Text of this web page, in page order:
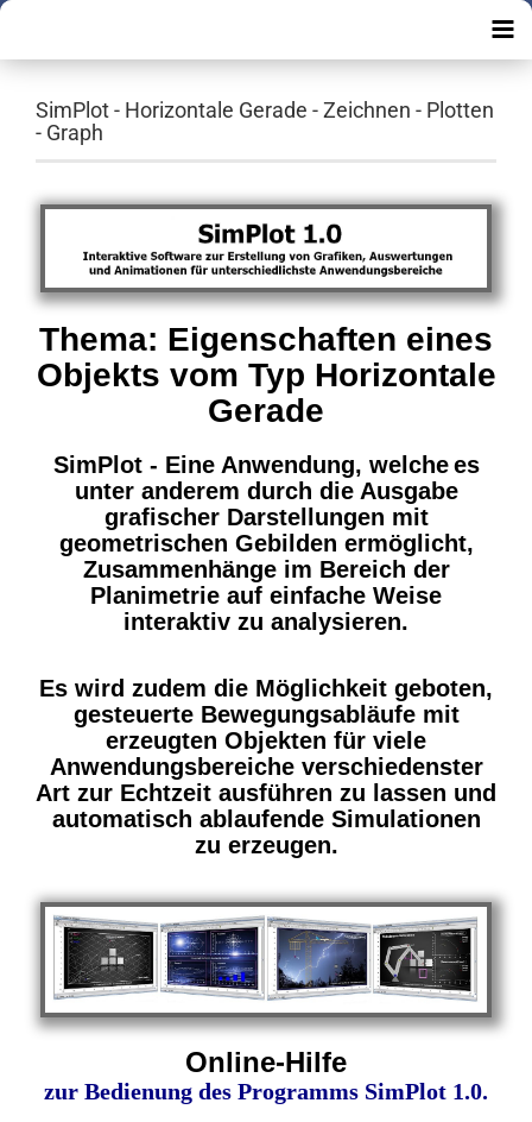
SimPlot - Horizontale Gerade - Zeichnen - Plotten
- Graph
Thema: Eigenschaften eines
Objekts vom Typ Horizontale
Gerade
SimPlot - Eine Anwendung, welche es
unter anderem durch die Ausgabe
grafischer Darstellungen mit
geometrischen Gebilden ermöglicht,
Zusammenhänge im Bereich der
Planimetrie auf einfache Weise
interaktiv zu analysieren.
Es wird zudem die Möglichkeit geboten,
gesteuerte Bewegungsabläufe mit
erzeugten Objekten für viele
Anwendungsbereiche verschiedenster
Art zur Echtzeit ausführen zu lassen und
automatisch ablaufende Simulationen
zu erzeugen.
Online-Hilfe
zur Bedienung des Programms SimPlot 1.0.